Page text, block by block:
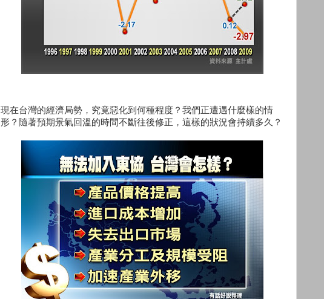
現在台灣的經濟局勢，究竟惡化到何種程度？我們正遭遇什麼樣的情
形？隨著預期景氣回溫的時間不斷往後修正，這樣的狀況會持續多久？